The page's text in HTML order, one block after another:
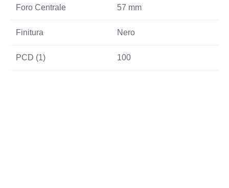
Foro Centrale 57 mm
Finitura Nero
PCD (1) 100